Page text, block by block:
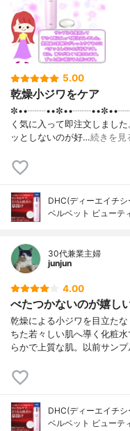
5.00
乾燥小ジワをケア
く気に入って即注文しまし
ッとしないのが好…続きを見
DHC(ディーエイチシ
ベルベット ビューテ
30代兼業主婦
junjun
4.00
べたつかないのが嬉し
乾燥による小ジワを目立た
ちた若々しい肌へ導く化粧
らかで上質な肌。以前サン
DHC(ディーエイチシ
ベルベット ビューテ